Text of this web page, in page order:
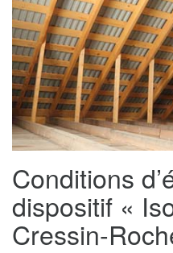
Conditions
dispositif «
Cressin-